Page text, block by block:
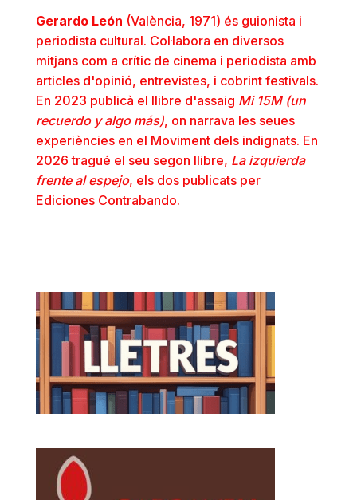
Gerardo León (València, 1971) és guionista i
periodista cultural. Col·labora en diversos
mitjans com a crític de cinema i periodista amb
articles d'opinió, entrevistes, i cobrint festivals.
En 2023 publicà el llibre d'assaig Mi 15M (un
recuerdo y algo más), on narrava les seues
experiències en el Moviment dels indignats. En
2026 tragué el seu segon llibre, La izquierda
frente al espejo, els dos publicats per
Ediciones Contrabando.